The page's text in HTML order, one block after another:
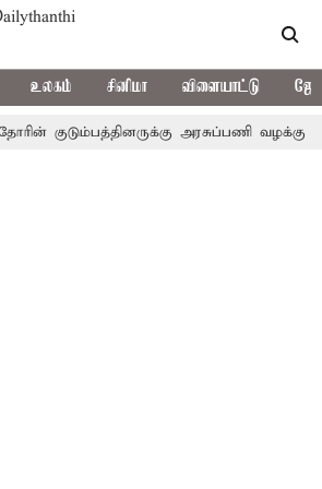
உலகம் சினிமா விளையாட்டு
அரசுப்பணி வழக்கு; வரும்